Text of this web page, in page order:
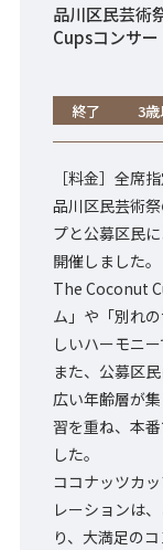
品川区民芸
Cupsコンサー
終了 3
［料金］全席
品川区民芸術
プと公募区民
開催しました。
The Coconut
ム」や「別れ
しいハーモニ
また、公募区
広い年齢層が
習を重ね、本
した。
ココナッツカ
レーションは
り、大満足の